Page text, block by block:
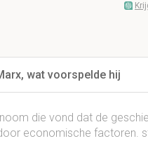
wat voorspelde hij
die vond dat de
economische factoren.